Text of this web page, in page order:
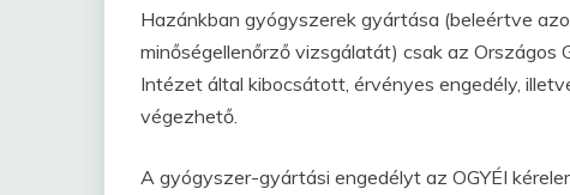
Hazánkban gyógyszerek gyártása (beleértve
minőségellenőrző vizsgálatát) csak az Országos
Intézet által kibocsátott, érvényes engedély,
végezhető.
A gyógyszer-gyártási engedélyt az OGYÉI